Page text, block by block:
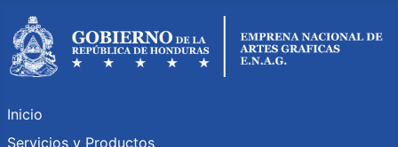
Inicio
Servicios y Productos